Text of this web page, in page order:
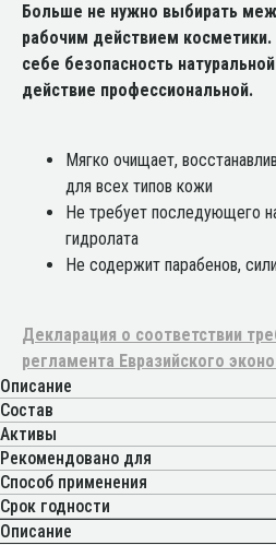
Больше не нужно выбирать
рабочим действием косметики.
себе безопасность
действие профессиональной.
Мягко очищает,
для всех типов кожи
Не требует последующего
гидролата
Не содержит парабенов,
Декларация о соответствии
регламента Евразийского
Описание
Состав
Активы
Рекомендовано для
Способ применения
Срок годности
Описание